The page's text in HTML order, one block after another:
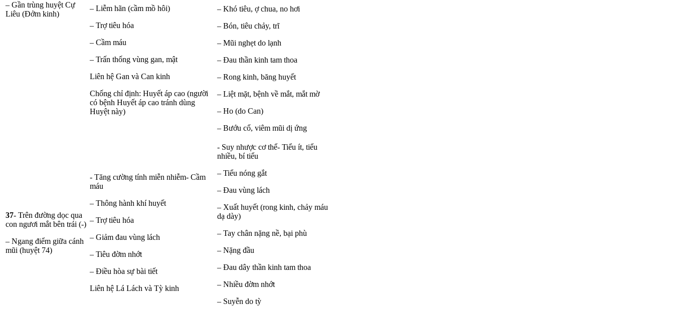
– Gần trùng huyệt Cự
Liêu (Đởm kinh)
– Liễm hãn (cầm mồ hôi)
– Trợ tiêu hóa
– Cầm máu
– Trấn thống vùng gan, mật
Liên hệ Gan và Can kinh
Chống chỉ định: Huyết áp cao (người
có bệnh Huyết áp cao tránh dùng
Huyệt này)
– Khó tiêu, ợ chua, no hơi
– Bón, tiêu chảy, trĩ
– Mũi nghẹt do lạnh
– Đau thần kinh tam thoa
– Rong kinh, băng huyết
– Liệt mặt, bệnh về mắt, mắt mờ
– Ho (do Can)
– Bướu cổ, viêm mũi dị ứng
37- Trên đường dọc qua
con ngươi mắt bên trái (-)
– Ngang điểm giữa cánh
mũi (huyệt 74)
- Tăng cường tính miễn nhiễm- Cầm
máu
– Thông hành khí huyết
– Trợ tiêu hóa
– Giảm đau vùng lách
– Tiêu đờm nhớt
– Điều hòa sự bài tiết
Liên hệ Lá Lách và Tỳ kinh
- Suy nhược cơ thể- Tiểu ít, tiểu
nhiều, bí tiểu
– Tiểu nóng gắt
– Đau vùng lách
– Xuất huyết (rong kinh, chảy máu
dạ dày)
– Tay chân nặng nề, bại phù
– Nặng đầu
– Đau dây thần kinh tam thoa
– Nhiều đờm nhớt
– Suyễn do tỳ